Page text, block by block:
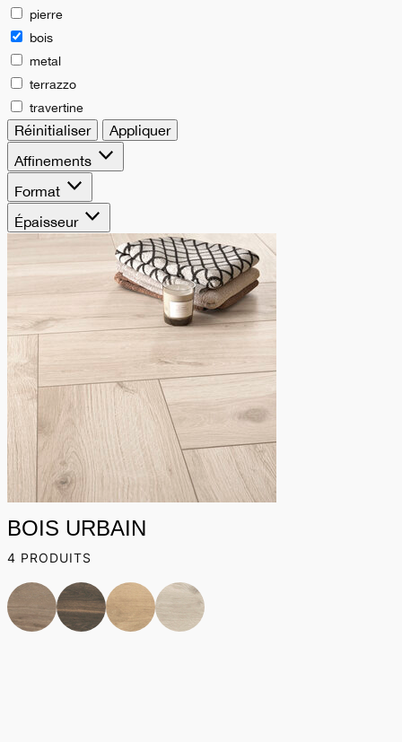
pierre
bois
metal
terrazzo
travertine
Réinitialiser
Appliquer
Affinements
Format
Épaisseur
BOIS URBAIN
4 PRODUITS